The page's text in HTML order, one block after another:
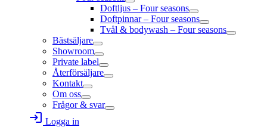
Doftljus – Four seasons
Doftpinnar – Four seasons
Tvål & bodywash – Four seasons
Bästsäljare
Showroom
Private label
Återförsäljare
Kontakt
Om oss
Frågor & svar
login Logga in